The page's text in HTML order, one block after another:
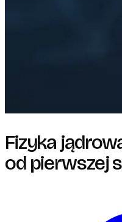
Fizyka
od pierwszej